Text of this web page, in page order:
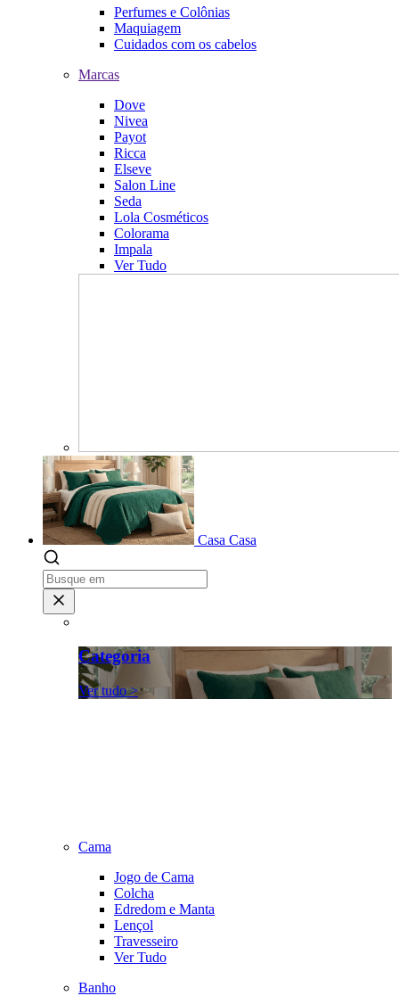
Perfumes e Colônias
Maquiagem
Cuidados com os cabelos
Marcas
Dove
Nivea
Payot
Ricca
Elseve
Salon Line
Seda
Lola Cosméticos
Colorama
Impala
Ver Tudo
Casa Casa
Categoria
Ver tudo >
Cama
Jogo de Cama
Colcha
Edredom e Manta
Lençol
Travesseiro
Ver Tudo
Banho